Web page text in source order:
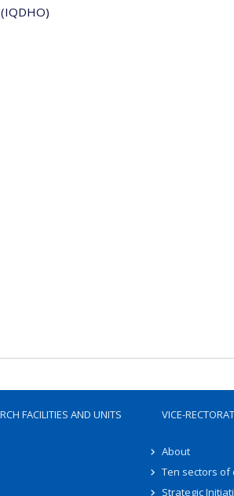
FACILITIES AND UNITS VICE-
About
Ten sectors of
Strategic